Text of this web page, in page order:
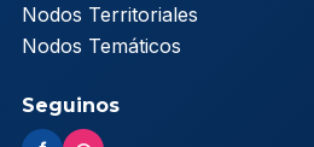
Nodos Territoriales
Nodos Temáticos
Seguinos